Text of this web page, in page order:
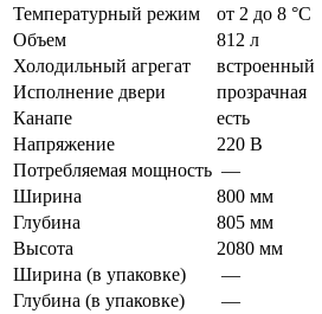
Температурный режим
от 2 до 8 °C
Объем
812 л
Холодильный агрегат
встроенный
Исполнение двери
прозрачная
Канапе
есть
Напряжение
220 В
Потребляемая мощность —
Ширина
800 мм
Глубина
805 мм
Высота
2080 мм
Ширина (в упаковке)
—
Глубина (в упаковке)
—